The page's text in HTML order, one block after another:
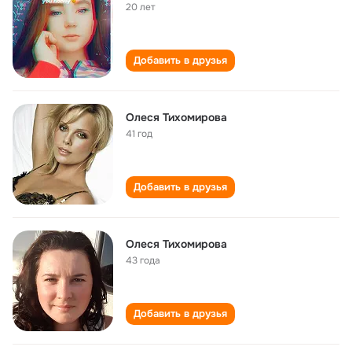
20 лет
Добавить в друзья
Олеся Тихомирова
41 год
Добавить в друзья
Олеся Тихомирова
43 года
Добавить в друзья